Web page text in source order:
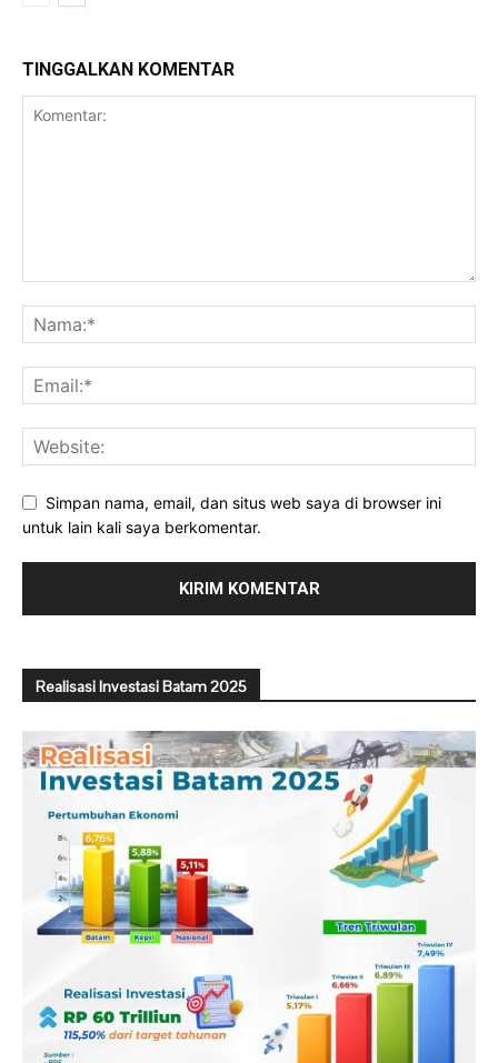
TINGGALKAN KOMENTAR
Simpan nama, email, dan situs web saya di browser ini
untuk lain kali saya berkomentar.
Realisasi Investasi Batam 2025